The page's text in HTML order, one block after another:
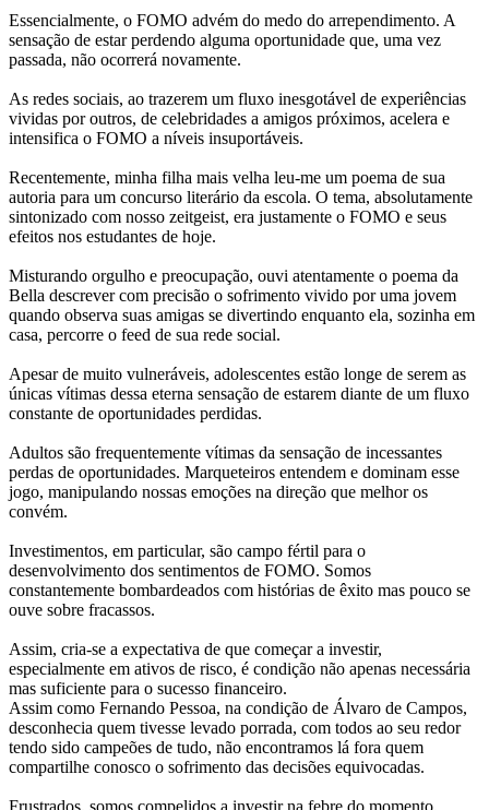
Essencialmente, o FOMO advém do medo do arrependimento. A
sensação de estar perdendo alguma oportunidade que, uma vez
passada, não ocorrerá novamente.
As redes sociais, ao trazerem um fluxo inesgotável de experiências
vividas por outros, de celebridades a amigos próximos, acelera e
intensifica o FOMO a níveis insuportáveis.
Recentemente, minha filha mais velha leu-me um poema de sua
autoria para um concurso literário da escola. O tema, absolutamente
sintonizado com nosso zeitgeist, era justamente o FOMO e seus
efeitos nos estudantes de hoje.
Misturando orgulho e preocupação, ouvi atentamente o poema da
Bella descrever com precisão o sofrimento vivido por uma jovem
quando observa suas amigas se divertindo enquanto ela, sozinha em
casa, percorre o feed de sua rede social.
Apesar de muito vulneráveis, adolescentes estão longe de serem as
únicas vítimas dessa eterna sensação de estarem diante de um fluxo
constante de oportunidades perdidas.
Adultos são frequentemente vítimas da sensação de incessantes
perdas de oportunidades. Marqueteiros entendem e dominam esse
jogo, manipulando nossas emoções na direção que melhor os
convém.
Investimentos, em particular, são campo fértil para o
desenvolvimento dos sentimentos de FOMO. Somos
constantemente bombardeados com histórias de êxito mas pouco se
ouve sobre fracassos.
Assim, cria-se a expectativa de que começar a investir,
especialmente em ativos de risco, é condição não apenas necessária
mas suficiente para o sucesso financeiro.
Assim como Fernando Pessoa, na condição de Álvaro de Campos,
desconhecia quem tivesse levado porrada, com todos ao seu redor
tendo sido campeões de tudo, não encontramos lá fora quem
compartilhe conosco o sofrimento das decisões equivocadas.